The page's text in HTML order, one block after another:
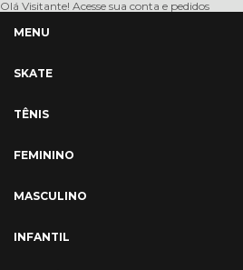
Olá Visitante! Acesse sua conta e pedidos
MENU
SKATE
TÊNIS
FEMININO
MASCULINO
INFANTIL